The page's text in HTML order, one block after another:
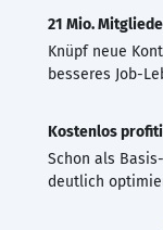
21 Mio.
Knüpf neue
besseres Job-
Kostenlos
Schon als
deutlich